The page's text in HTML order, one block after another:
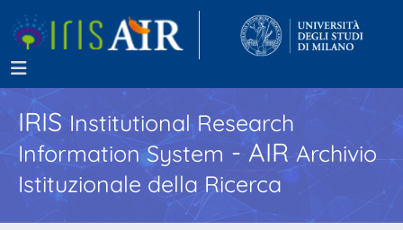
IRISInstitutional Research
Information System - AIR Archivio
Istituzionale della Ricerca